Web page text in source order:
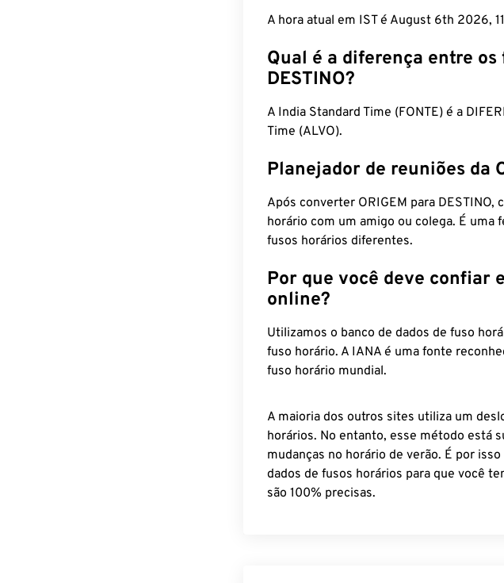
A hora atual em IST é August 6th 2026,
Qual é a diferença entre os
DESTINO?
A India Standard Time (FONTE) é a
Time (ALVO).
Planejador de reuniões da
Após converter ORIGEM para
horário com um amigo ou colega. É
fusos horários diferentes.
Por que você deve confiar
online?
Utilizamos o banco de dados de fuso
fuso horário. A IANA é uma fonte
fuso horário mundial.
A maioria dos outros sites utiliza um
horários. No entanto, esse método está
mudanças no horário de verão. É por
dados de fusos horários para que você
são 100% precisas.